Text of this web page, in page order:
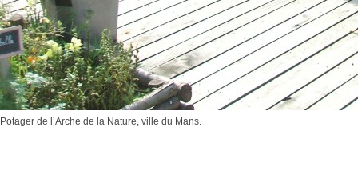
Potager de l’Arche de la Nature, ville du Mans.